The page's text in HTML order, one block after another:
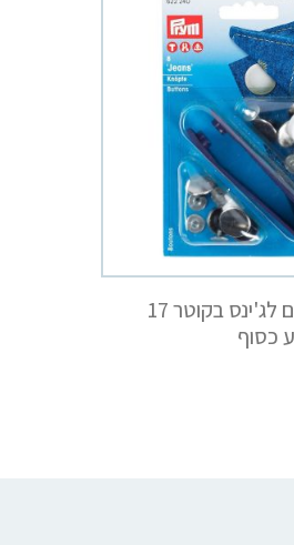
כפתורים חלקים לג'ינס בקוטר 17
כסוף